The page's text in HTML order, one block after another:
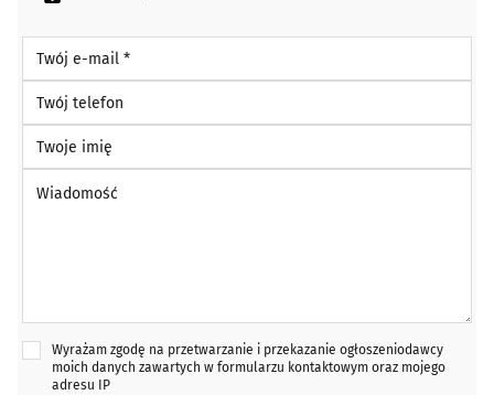
Wyrażam zgodę na przetwarzanie i przekazanie ogłoszeniodawcy
moich danych zawartych w formularzu kontaktowym oraz mojego
adresu IP